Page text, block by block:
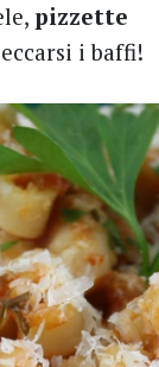
pizzette
i baffi!